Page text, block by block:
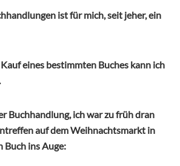
ist für mich, seit jeher, ein
eines bestimmten Buches kann ich
Buchhandlung, ich war zu früh dran
auf dem Weihnachtsmarkt in
Buch ins Auge: